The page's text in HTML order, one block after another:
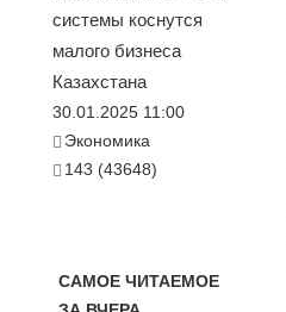
системы коснутся
малого бизнеса
Казахстана
30.01.2025 11:00
Экономика
143 (43648)
САМОЕ ЧИТАЕМОЕ